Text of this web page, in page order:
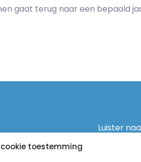
cookie toestemming
gaat terug naar een bepaald
Luister
Ether:
DAB+ op